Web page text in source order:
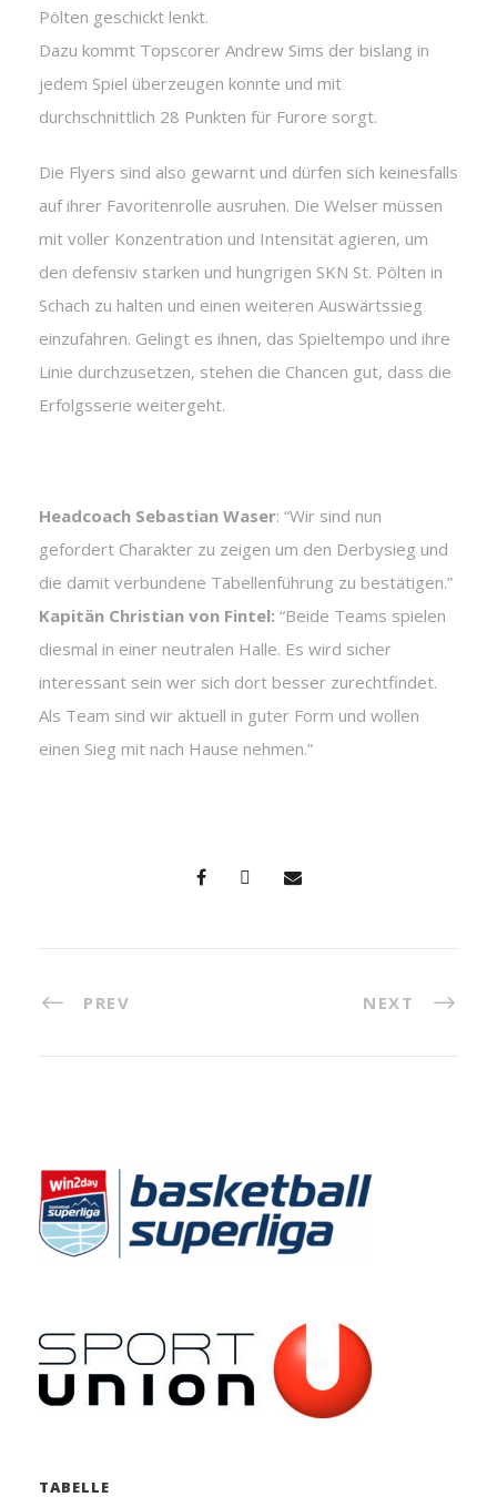
Pölten geschickt lenkt.
Dazu kommt Topscorer Andrew Sims der bislang in
jedem Spiel überzeugen konnte und mit
durchschnittlich 28 Punkten für Furore sorgt.
Die Flyers sind also gewarnt und dürfen sich keinesfalls
auf ihrer Favoritenrolle ausruhen. Die Welser müssen
mit voller Konzentration und Intensität agieren, um
den defensiv starken und hungrigen SKN St. Pölten in
Schach zu halten und einen weiteren Auswärtssieg
einzufahren. Gelingt es ihnen, das Spieltempo und ihre
Linie durchzusetzen, stehen die Chancen gut, dass die
Erfolgsserie weitergeht.
Headcoach Sebastian Waser: “Wir sind nun
gefordert Charakter zu zeigen um den Derbysieg und
die damit verbundene Tabellenführung zu bestätigen.”
Kapitän Christian von Fintel: “Beide Teams spielen
diesmal in einer neutralen Halle. Es wird sicher
interessant sein wer sich dort besser zurechtfindet.
Als Team sind wir aktuell in guter Form und wollen
einen Sieg mit nach Hause nehmen.”
PREV NEXT
TABELLE